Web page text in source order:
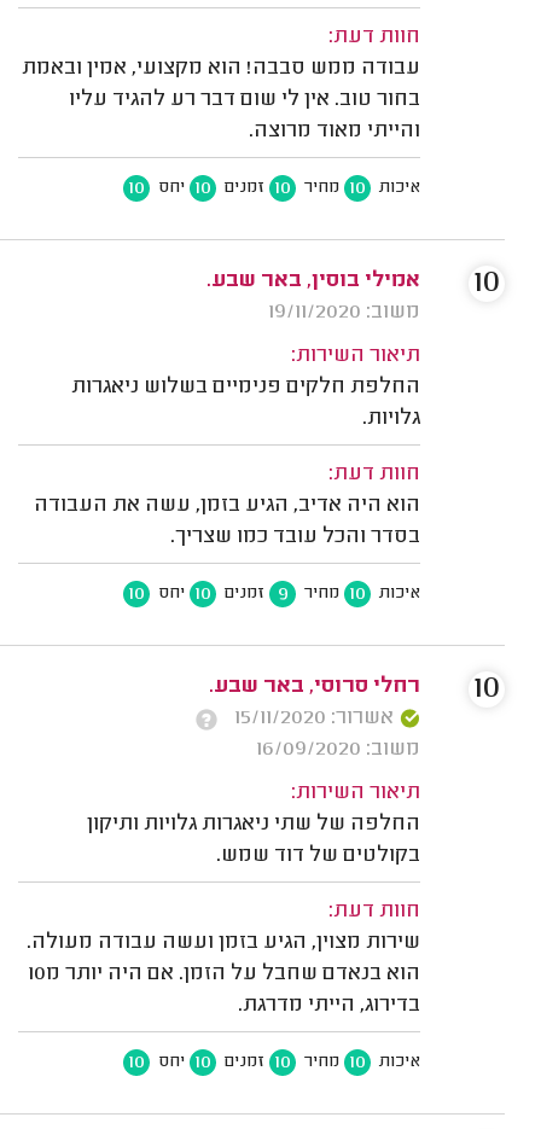
חוות דעת:
עבודה ממש סבבה! הוא מקצועי, אמין ובאמת
בחור טוב. אין לי שום דבר רע להגיד עליו
והייתי מאוד מרוצה.
איכות 10 מחיר 10 זמנים 10 יחס 10
אמילי בוסין, באר שבע.
משוב: 19/11/2020
תיאור השירות:
החלפת חלקים פנימיים בשלוש ניאגרות
גלויות.
חוות דעת:
הוא היה אדיב, הגיע בזמן, עשה את העבודה
בסדר והכל עובד כמו שצריך.
איכות 10 מחיר 9 זמנים 10 יחס 10
10
רחלי סרוסי, באר שבע.
אשרור: 15/11/2020
משוב: 16/09/2020
תיאור השירות:
החלפה של שתי ניאגרות גלויות ותיקון
בקולטים של דוד שמש.
חוות דעת:
שירות מצוין, הגיע בזמן ועשה עבודה מעולה.
הוא בנאדם שחבל על הזמן. אם היה יותר מ10
בדירוג, הייתי מדרגת.
איכות 10 מחיר 10 זמנים 10 יחס 10
10